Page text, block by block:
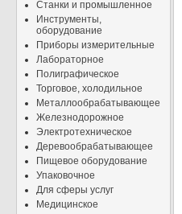
Станки и промышленное
Инструменты,
оборудование
Приборы измерительные
Лабораторное
Полиграфическое
Торговое, холодильное
Металлообрабатывающее
Железнодорожное
Электротехническое
Деревообрабатывающее
Пищевое оборудование
Упаковочное
Для сферы услуг
Медицинское